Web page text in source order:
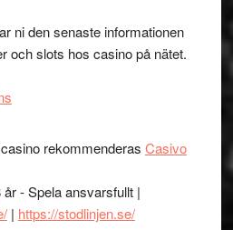
ni den senaste informationen
och slots hos casino på nätet.
rekommenderas Casivo
- Spela ansvarsfullt |
| https://stodlinjen.se/